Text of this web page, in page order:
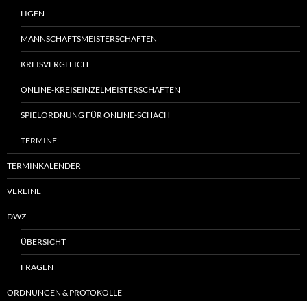
LIGEN
MANNSCHAFTSMEISTERSCHAFTEN
KREISVERGLEICH
ONLINE-KREISEINZELMEISTERSCHAFTEN
SPIELORDNUNG FÜR ONLINE-SCHACH
TERMINE
TERMINKALENDER
VEREINE
DWZ
ÜBERSICHT
FRAGEN
ORDNUNGEN & PROTOKOLLE